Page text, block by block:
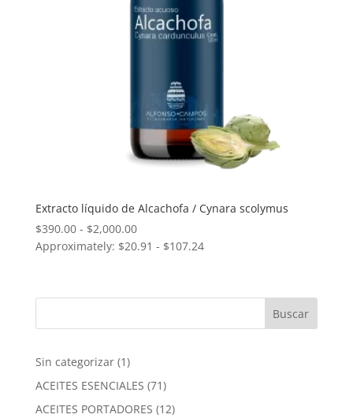
Extracto líquido de Alcachofa / Cynara scolymus
$390.00 - $2,000.00Rango
de
$390.00
Approximately: $20.91 - $107.24
Sin categorizar 11
producto
ACEITES ESENCIALES 7171
productos
ACEITES PORTADORES 1212